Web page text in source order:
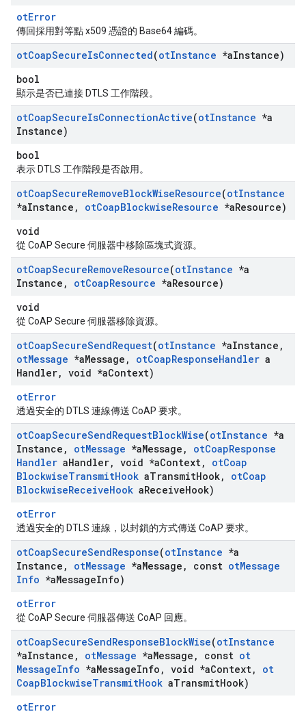
otError
傳回採用對等點 x509 憑證的 Base64 編碼。
otCoapSecureIsConnected(otInstance *aInstance)
bool
顯示是否已連接 DTLS 工作階段。
otCoapSecureIsConnectionActive(otInstance *a
Instance)
bool
表示 DTLS 工作階段是否啟用。
otCoapSecureRemoveBlockWiseResource(otInstance
*aInstance , otCoapBlockwiseResource *aResource)
void
從 CoAP Secure 伺服器中移除區塊式資源。
otCoapSecureRemoveResource(otInstance *a
Instance , otCoapResource *aResource)
void
從 CoAP Secure 伺服器移除資源。
otCoapSecureSendRequest(otInstance *aInstance ,
otMessage *aMessage , otCoapResponseHandler a
Handler, void *aContext)
otError
透過安全的 DTLS 連線傳送 CoAP 要求。
otCoapSecureSendRequestBlockWise(otInstance *a
Instance , otMessage *aMessage , otCoapResponse
Handler aHandler, void *aContext, otCoap
BlockwiseTransmitHook aTransmitHook, otCoap
BlockwiseReceiveHook aReceiveHook)
otError
透過安全的 DTLS 連線，以封鎖的方式傳送 CoAP 要求。
otCoapSecureSendResponse(otInstance *a
Instance , otMessage *aMessage , const otMessage
Info *aMessageInfo)
otError
從 CoAP Secure 伺服器傳送 CoAP 回應。
otCoapSecureSendResponseBlockWise(otInstance
*aInstance , otMessage *aMessage , const ot
MessageInfo *aMessageInfo , void *aContext,
ot
CoapBlockwiseTransmitHook aTransmitHook)
otError